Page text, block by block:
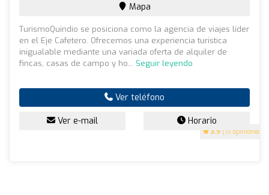
3.9 (15 opiniones)
Mapa
TurismoQuindio se posiciona como la agencia de viajes líder
en el Eje Cafetero. Ofrecemos una experiencia turística
inigualable mediante una variada oferta de alquiler de
fincas, casas de campo y ho... Seguir leyendo
Ver teléfono
Ver e-mail Horario